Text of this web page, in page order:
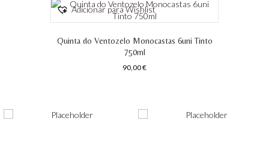
Adicionar para Wishlist
Quinta do Ventozelo Monocastas 6uni Tinto
750ml
90,00€